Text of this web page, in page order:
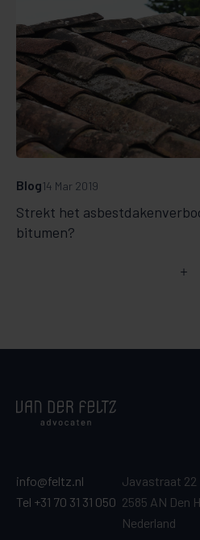
Strekt het
bitumen?
Blog14 Mar 2019
info@feltz.nl
Tel +31 70 31 31 050
Javastraat 22
2585 AN Den
Nederland